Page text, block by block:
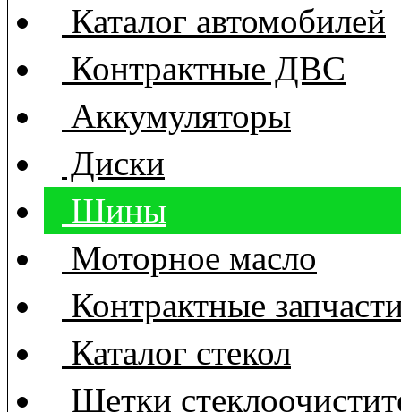
Каталог автомобилей
Контрактные ДВС
Аккумуляторы
Диски
Шины
Моторное масло
Контрактные
Каталог стекол
Щетки